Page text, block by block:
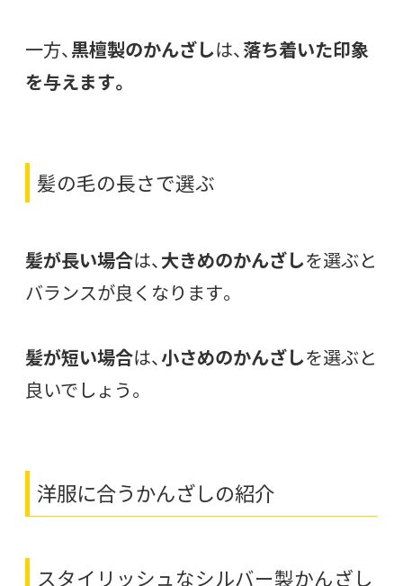
一方、黒檀製のかんざしは、落ち着いた印象
を与えます。
髪の毛の長さで選ぶ
髪が長い場合は、大きめのかんざしを選ぶと
バランスが良くなります。
髪が短い場合は、小さめのかんざしを選ぶと
良いでしょう。
洋服に合うかんざしの紹介
スタイリッシュなシルバー製かんざし